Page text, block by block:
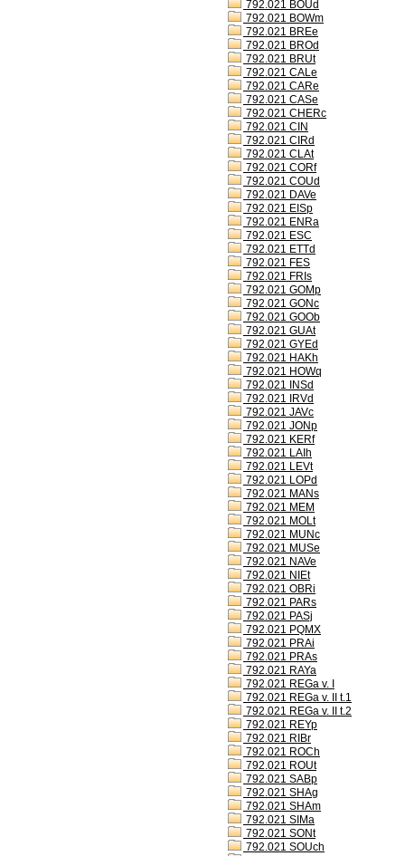
792.021 BOUd
792.021 BOWm
792.021 BREe
792.021 BROd
792.021 BRUt
792.021 CALe
792.021 CARe
792.021 CASe
792.021 CHERc
792.021 CIN
792.021 CIRd
792.021 CLAt
792.021 CORf
792.021 COUd
792.021 DAVe
792.021 EISp
792.021 ENRa
792.021 ESC
792.021 ETTd
792.021 FES
792.021 FRIs
792.021 GOMp
792.021 GONc
792.021 GOOb
792.021 GUAt
792.021 GYEd
792.021 HAKh
792.021 HOWq
792.021 INSd
792.021 IRVd
792.021 JAVc
792.021 JONp
792.021 KERf
792.021 LAIh
792.021 LEVt
792.021 LOPd
792.021 MANs
792.021 MEM
792.021 MOLt
792.021 MUNc
792.021 MUSe
792.021 NAVe
792.021 NIEt
792.021 OBRi
792.021 PARs
792.021 PASj
792.021 PQMX
792.021 PRAi
792.021 PRAs
792.021 RAYa
792.021 REGa v. I
792.021 REGa v. II t.1
792.021 REGa v. II t.2
792.021 REYp
792.021 RIBr
792.021 ROCh
792.021 ROUt
792.021 SABp
792.021 SHAg
792.021 SHAm
792.021 SIMa
792.021 SONt
792.021 SOUch